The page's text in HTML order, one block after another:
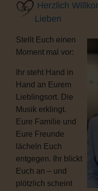
Herzlich
Lieben
Stellt Euch einen
Moment mal vor:
Ihr steht Hand in
Hand an Eurem
Lieblingsort. Die
Musik erklingt.
Eure Familie und
Eure Freunde
lächeln Euch
entgegen. Ihr blickt
Euch an – und
plötzlich scheint